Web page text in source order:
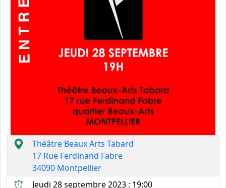
Théâtre Beaux Arts Tabard
17 Rue Ferdinand Fabre
34090 Montpellier
Jeudi 28 septembre 2023 : 19:00